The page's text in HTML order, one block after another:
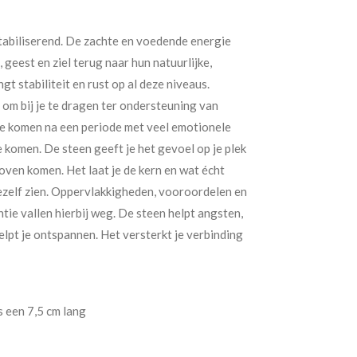
De zachte en voedende energie
geest en ziel terug naar hun natuurlijke,
stabiliteit en rust op al deze niveaus.
bij je te dragen ter ondersteuning van
na een periode met veel emotionele
De steen geeft je het gevoel op je plek
komen. Het laat je de kern en wat écht
zien. Oppervlakkigheden, vooroordelen en
vallen hierbij weg. De steen helpt angsten,
je ontspannen. Het versterkt je verbinding
een 7,5 cm lang